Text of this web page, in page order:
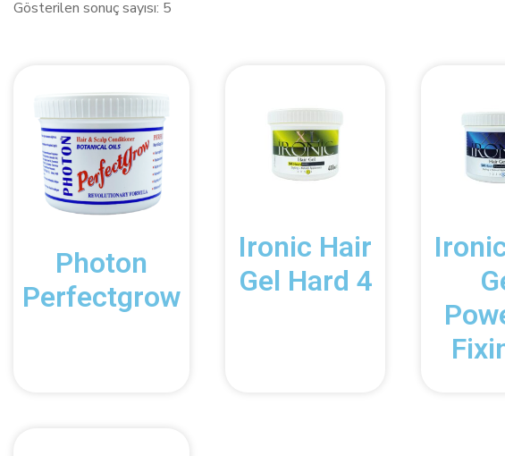
Gösterilen sonuç sayısı: 5
Photon
Perfectgrow
Ironic Hair
Gel Hard 4